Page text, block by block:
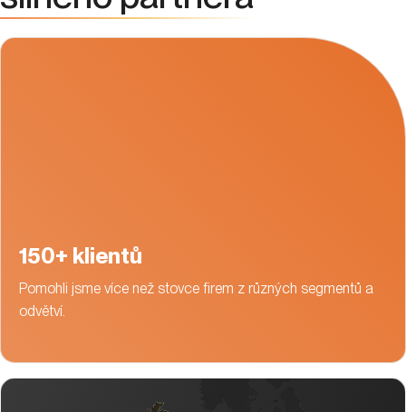
150+ klientů
Pomohli jsme více než stovce firem z různých segmentů a
odvětví.